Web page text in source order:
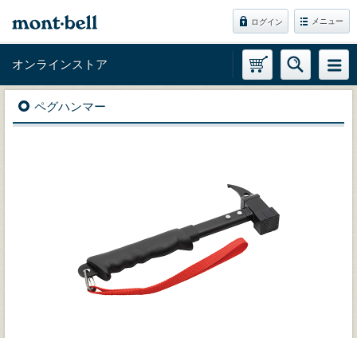
ログイン メニュー
オンラインストア
ペグハンマー